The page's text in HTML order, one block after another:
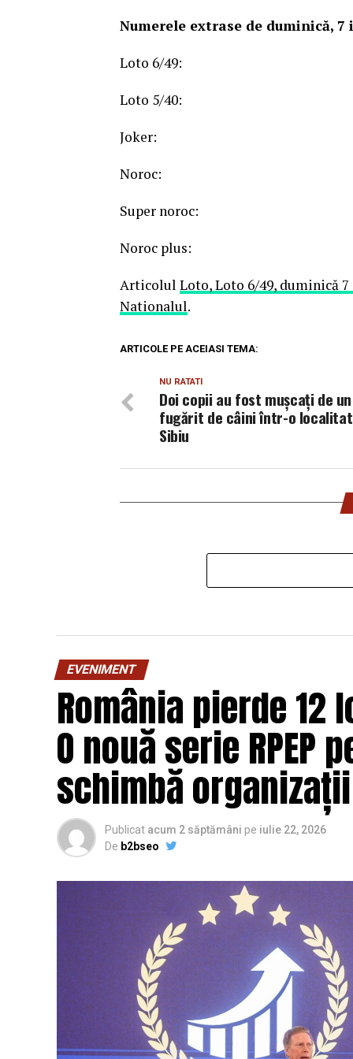
Numerele extrase de duminică, 7
Loto 6/49:
Loto 5/40:
Joker:
Noroc:
Super noroc:
Noroc plus:
Articolul Loto, Loto 6/49, duminică
Nationalul.
ARTICOLE PE ACEIASI TEMA:
NU RATATI
Doi copii au fost muşcaţi de
fugărit de câini într-o
Sibiu
EVENIMENT
România pierde
O nouă serie
schimbă organizații
Publicat acum 2 săptămâni pe iulie 22, 2026
De b2bseo